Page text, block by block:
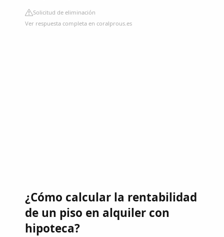
Solicitud de eliminación
Ver respuesta completa en coralprous.es
¿Cómo calcular la rentabilidad
de un piso en alquiler con
hipoteca?